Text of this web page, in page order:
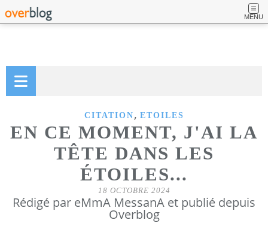
MENU
CITATION , ETOILES
EN CE MOMENT, J'AI LA
TÊTE DANS LES
ÉTOILES...
18 OCTOBRE 2024
Rédigé par eMmA MessanA et publié depuis
Overblog